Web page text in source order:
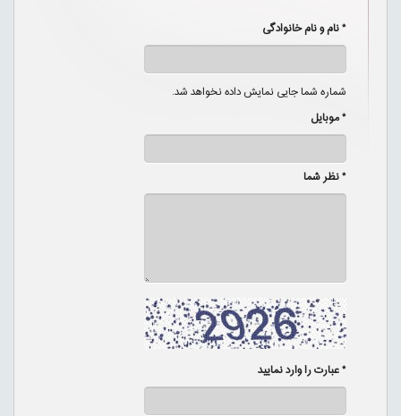
* نام و نام خانوادگی
شماره شما جایی نمایش داده نخواهد شد.
* موبایل
* نظر شما
* عبارت را وارد نمایید